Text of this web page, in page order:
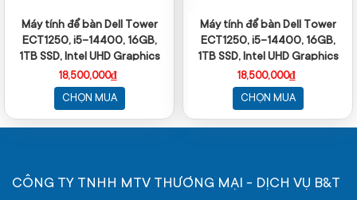
Máy tính để bàn Dell Tower
ECT1250, i5-14400, 16GB,
1TB SSD, Intel UHD Graphics
770, ax+BT, KB, M, McAfee LS,
Win 11 Home, 1Y WTY
18,500,000₫
CHỌN MUA
Máy tính để bàn Dell Tower
ECT1250, i5-14400, 16GB,
1TB SSD, Intel UHD Graphics
770, ax+BT, KB, M, McAfee LS,
Win 11 Home, 1Y WTY
18,500,000₫
CHỌN MUA
CÔNG TY TNHH MTV THƯƠNG MẠI - DỊCH VỤ B&T